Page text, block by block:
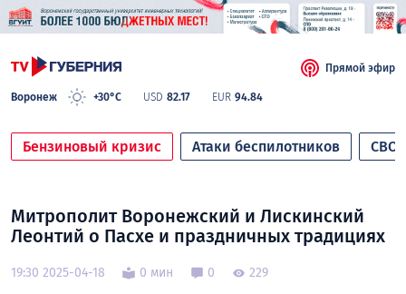
Воронеж +30°C USD 82.17 EUR 94.84
Прямой эфир
Бензиновый кризис Атаки беспилотников СВО
Митрополит Воронежский и Лискинский
Леонтий о Пасхе и праздничных традициях
19:30 2025-04-18 0 мин 0 229